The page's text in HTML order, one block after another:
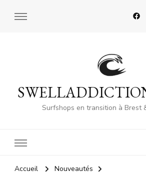
Surfshops en transition à Brest
Accueil
Nouveautés